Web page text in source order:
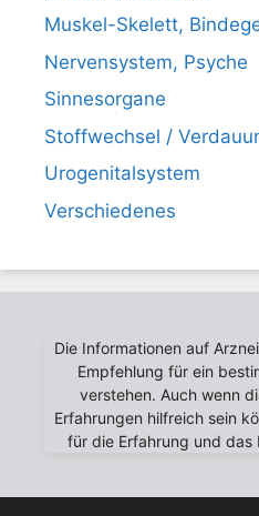
Muskel-Skelett,
Nervensystem, Psyche
Sinnesorgane
Stoffwechsel /
Urogenitalsystem
Verschiedenes
Die Informationen auf
Empfehlung für ein
verstehen. Auch wenn
Erfahrungen hilfreich sein
für die Erfahrung und das